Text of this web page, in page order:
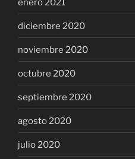
diciembre 2020
noviembre 2020
octubre 2020
septiembre 2020
agosto 2020
julio 2020